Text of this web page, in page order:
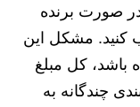
صورت برنده
کنید. مشکل این
کل مبلغ
چندگانه به